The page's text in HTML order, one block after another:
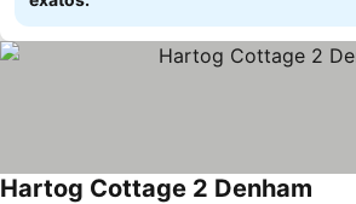
Hartog Cottage 2 Denham